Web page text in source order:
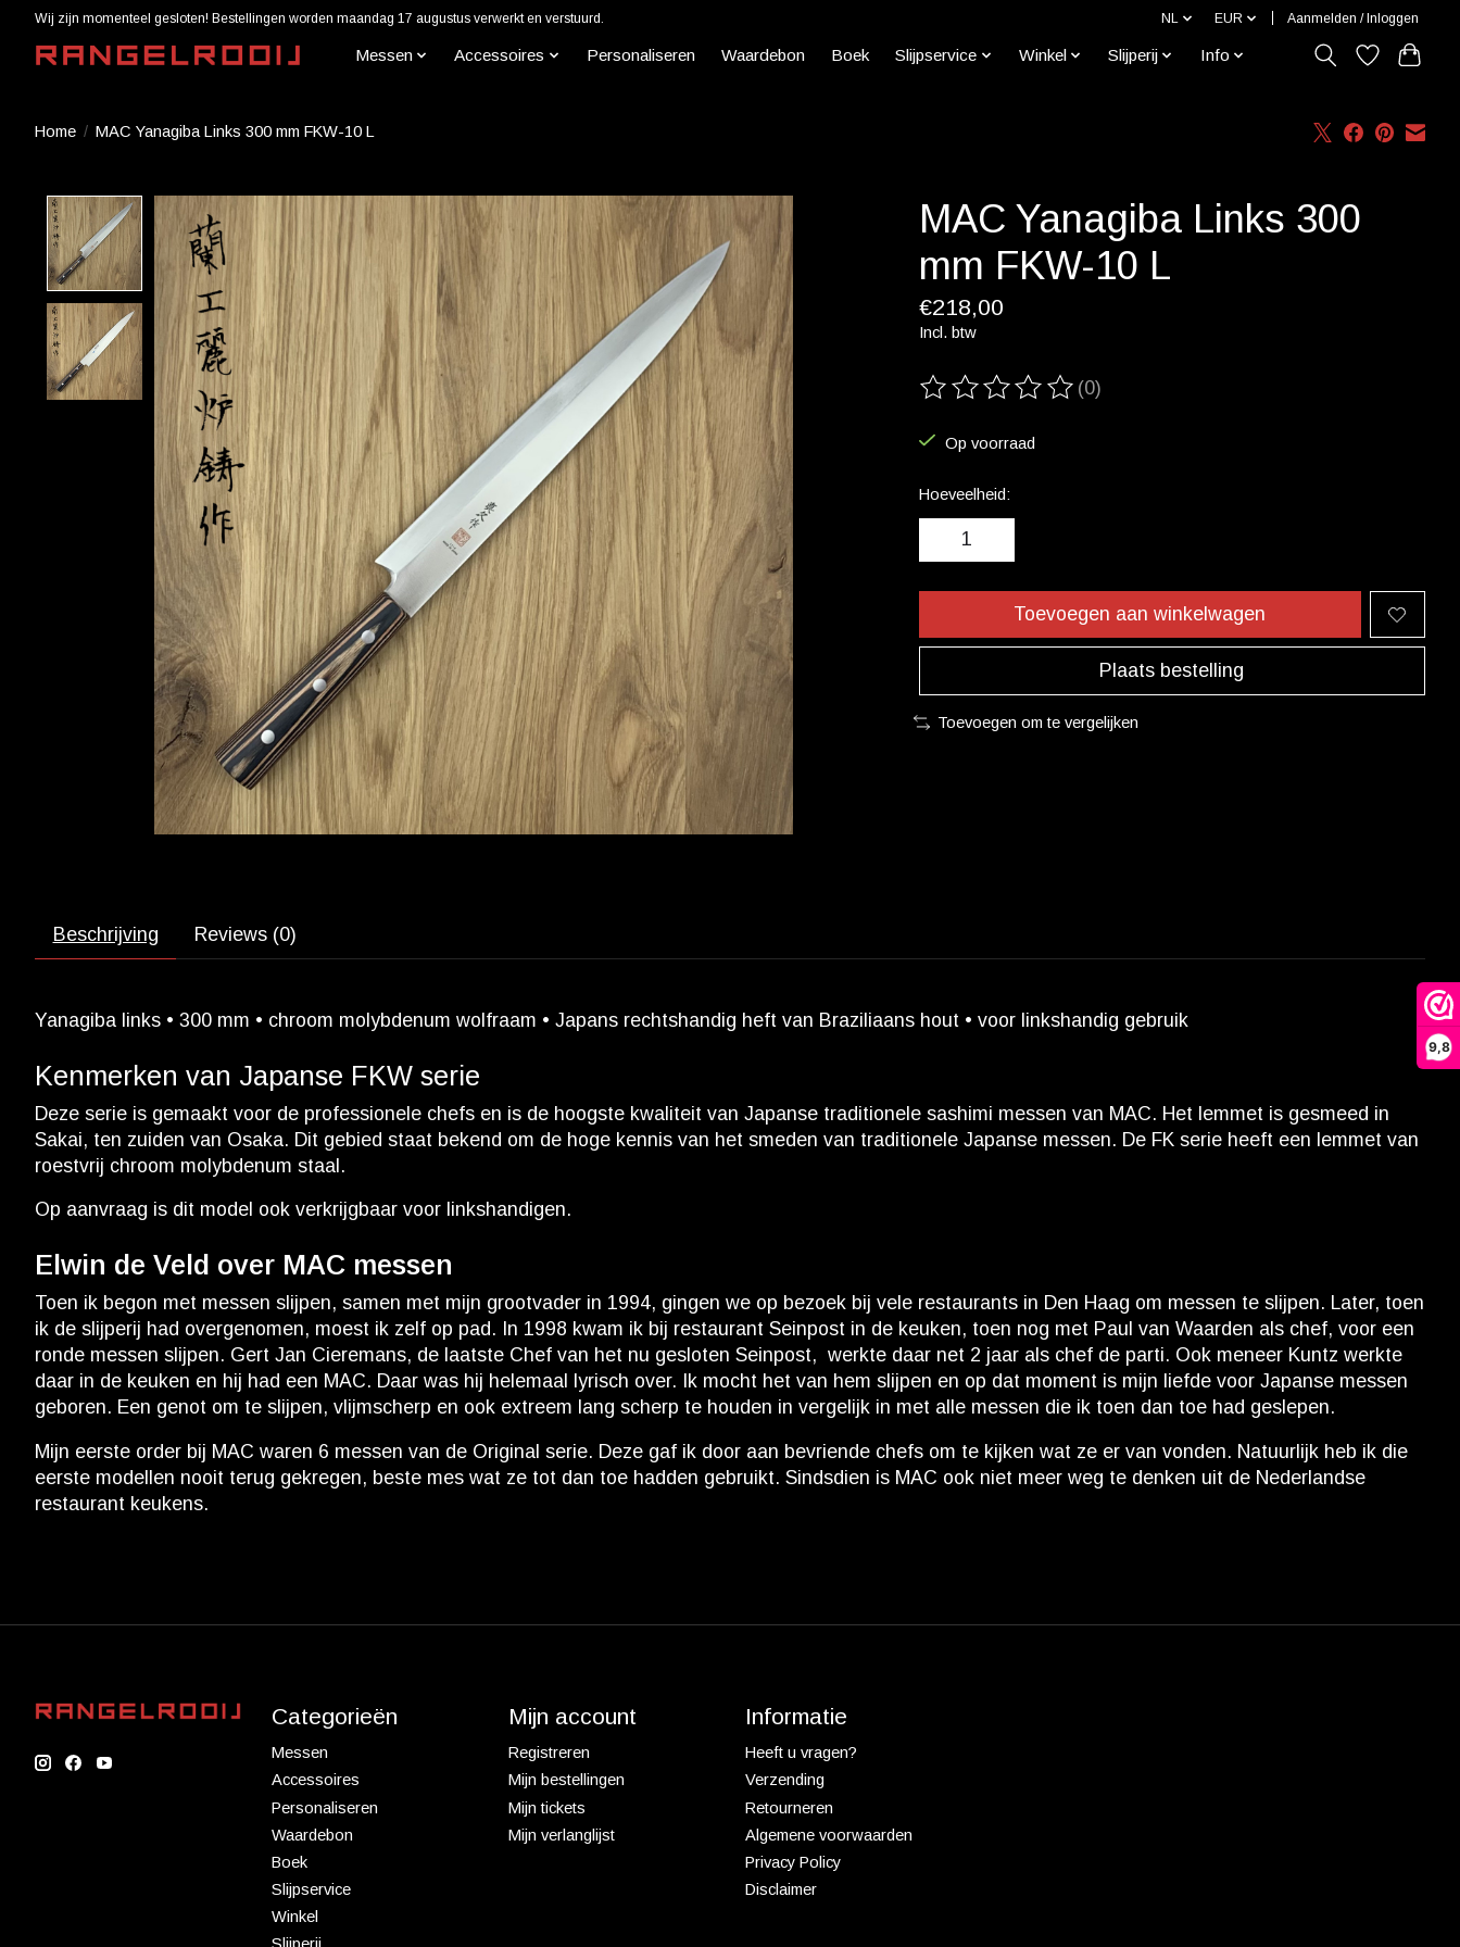
9,8
Wij zijn momenteel gesloten! Bestellingen worden maandag 17 augustus verwerkt en verstuurd. NL EUR Aanmelden / Inloggen
Messen Accessoires Personaliseren Waardebon Boek Slijpservice Winkel Slijperij Info
Home / MAC Yanagiba Links 300 mm FKW-10 L
Product image slideshow Items
MAC Yanagiba Links 300
mm FKW-10 L
€218,00
Incl. btw
De beoordeling van dit product is
(0)
Op voorraad
Hoeveelheid:
Toevoegen aan winkelwagen
Plaats bestelling
Toevoegen om te vergelijken
Beschrijving Reviews (0)
Yanagiba links • 300 mm • chroom molybdenum wolfraam • Japans rechtshandig heft van Braziliaans hout • voor linkshandig gebruik
Kenmerken van Japanse FKW serie
Deze serie is gemaakt voor de professionele chefs en is de hoogste kwaliteit van Japanse traditionele sashimi messen van MAC. Het lemmet is gesmeed in
Sakai, ten zuiden van Osaka. Dit gebied staat bekend om de hoge kennis van het smeden van traditionele Japanse messen. De FK serie heeft een lemmet van
roestvrij chroom molybdenum staal.
Op aanvraag is dit model ook verkrijgbaar voor linkshandigen.
Elwin de Veld over MAC messen
Toen ik begon met messen slijpen, samen met mijn grootvader in 1994, gingen we op bezoek bij vele restaurants in Den Haag om messen te slijpen. Later, toen
ik de slijperij had overgenomen, moest ik zelf op pad. In 1998 kwam ik bij restaurant Seinpost in de keuken, toen nog met Paul van Waarden als chef, voor een
ronde messen slijpen. Gert Jan Cieremans, de laatste Chef van het nu gesloten Seinpost, werkte daar net 2 jaar als chef de parti. Ook meneer Kuntz werkte
daar in de keuken en hij had een MAC. Daar was hij helemaal lyrisch over. Ik mocht het van hem slijpen en op dat moment is mijn liefde voor Japanse messen
geboren. Een genot om te slijpen, vlijmscherp en ook extreem lang scherp te houden in vergelijk in met alle messen die ik toen dan toe had geslepen.
Mijn eerste order bij MAC waren 6 messen van de Original serie. Deze gaf ik door aan bevriende chefs om te kijken wat ze er van vonden. Natuurlijk heb ik die
eerste modellen nooit terug gekregen, beste mes wat ze tot dan toe hadden gebruikt. Sindsdien is MAC ook niet meer weg te denken uit de Nederlandse
restaurant keukens.
Categorieën
Messen
Accessoires
Personaliseren
Waardebon
Boek
Slijpservice
Winkel
Mijn account
Registreren
Mijn bestellingen
Mijn tickets
Mijn verlanglijst
Informatie
Heeft u vragen?
Verzending
Retourneren
Algemene voorwaarden
Privacy Policy
Disclaimer